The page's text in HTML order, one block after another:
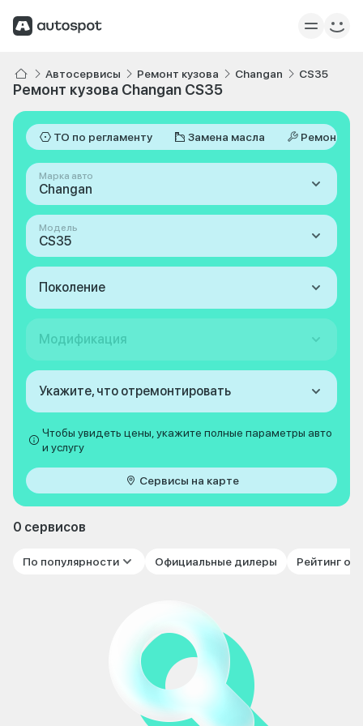
Автосервисы Ремонт кузова Changan CS35
Ремонт кузова Changan CS35
ТО по регламенту Замена масла Ремонт
Марка авто
Changan
Модель
CS35
Поколение
Модификация
Укажите, что отремонтировать
Чтобы увидеть цены, укажите полные параметры авто
и услугу
Сервисы на карте
0 сервисов
По популярности Официальные дилеры Рейтинг